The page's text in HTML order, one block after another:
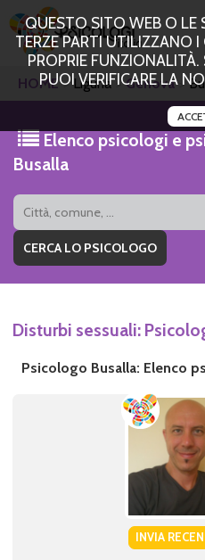
QUESTO SITO WEB O LE
TERZE PARTI UTILIZZANO I
PROPRIE FUNZIONALITÀ.
PUOI VERIFICARE LA
HOME Liguria Genova
Elenco psicologi e
Busalla
Disturbi sessuali:
Psicologo Busalla: Elenco
INVIA